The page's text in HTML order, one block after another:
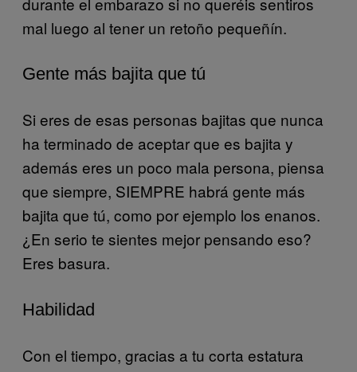
mal luego al tener un retoño pequeñín.
Gente más bajita que tú
Si eres de esas personas bajitas que nunca
ha terminado de aceptar que es bajita y
además eres un poco mala persona, piensa
que siempre, SIEMPRE habrá gente más
bajita que tú, como por ejemplo los enanos.
¿En serio te sientes mejor pensando eso?
Eres basura.
Habilidad
Con el tiempo, gracias a tu corta estatura